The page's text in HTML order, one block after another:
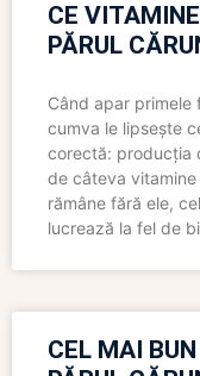
CE
PĂRUL
Când apar primele
cumva le lipsește
corectă: producția
de câteva vitamine
rămâne fără ele,
lucrează la fel de
CEL MAI